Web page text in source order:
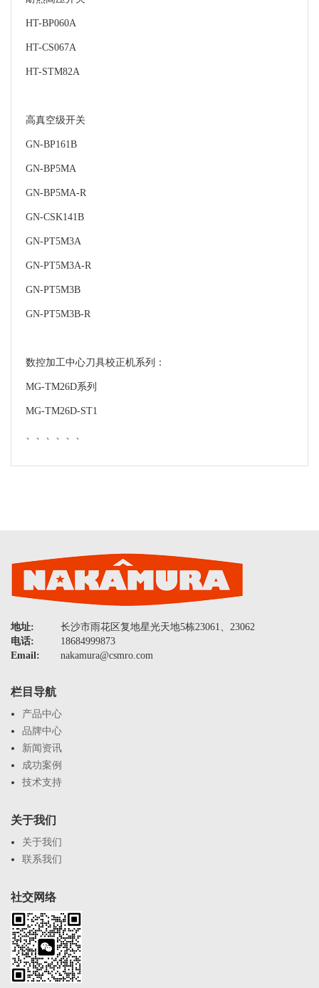
HT-BP060A
HT-CS067A
HT-STM82A
高真空级开关
GN-BP161B
GN-BP5MA
GN-BP5MA-R
GN-CSK141B
GN-PT5M3A
GN-PT5M3A-R
GN-PT5M3B
GN-PT5M3B-R
数控加工中心刀具校正机系列：
MG-TM26D系列
MG-TM26D-ST1
、、、、、、
地址:
长沙市雨花区复地星光天地5栋23061、23062
电话:
18684999873
Email:
nakamura@csmro.com
栏目导航
产品中心
品牌中心
新闻资讯
成功案例
技术支持
关于我们
关于我们
联系我们
社交网络